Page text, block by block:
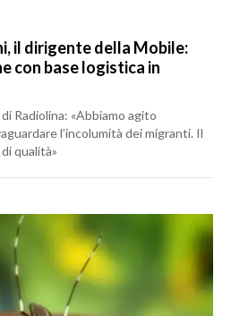
il dirigente della Mobile:
con base logistica in
Radiolina: «Abbiamo agito
l’incolumità dei migranti. Il
qualità»